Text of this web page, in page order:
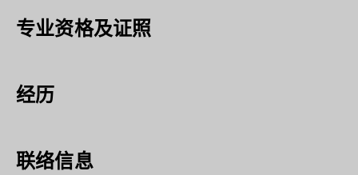
专业资格及证照
经历
联络信息